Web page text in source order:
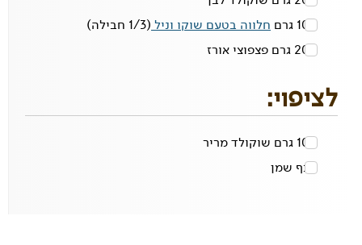
100 גרם
חלווה בטעם שוקו וניל (1/3 חבילה)
200 גרם
פצפוצי אורז
לציפוי:
100 גרם
שוקולד מריר
1 כף
שמן